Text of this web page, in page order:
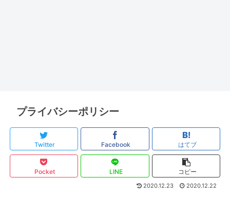
プライバシーポリシー
Twitter Facebook はてブ
Pocket LINE コピー
2020.12.23 2020.12.22